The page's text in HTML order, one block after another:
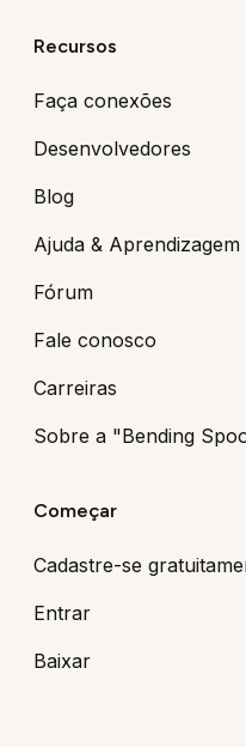
Recursos
Faça conexões
Desenvolvedores
Blog
Ajuda & Aprendizagem
Fórum
Fale conosco
Carreiras
Sobre a "Bending
Começar
Cadastre-se
Entrar
Baixar